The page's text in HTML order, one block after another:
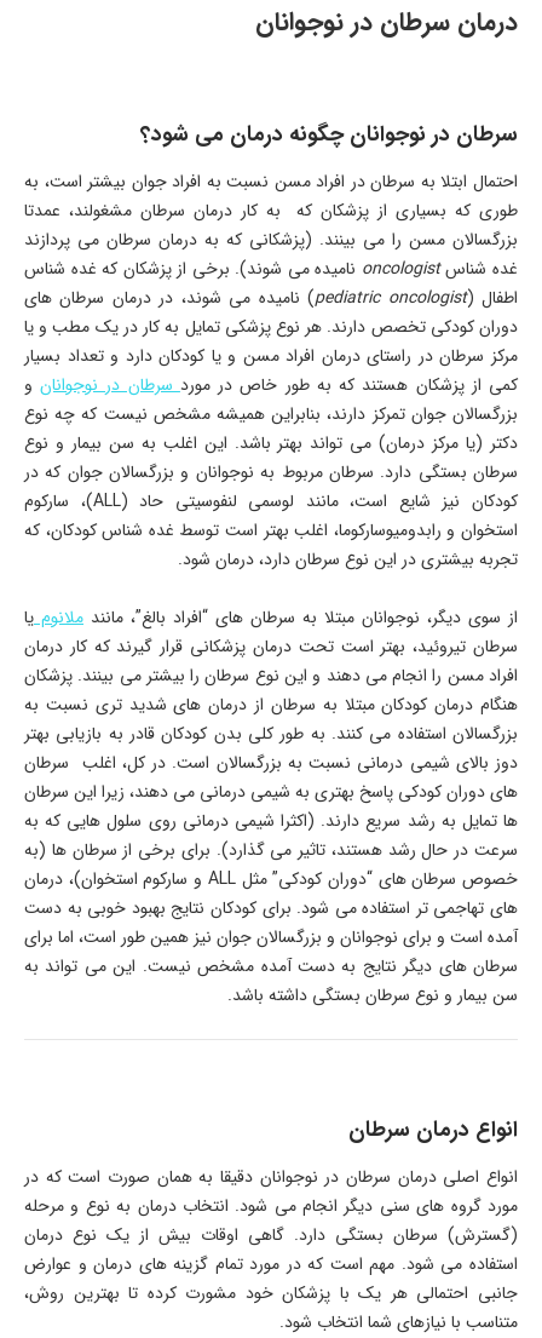
درمان سرطان در نوجوانان
سرطان در نوجوانان چگونه درمان می شود؟
احتمال ابتلا به سرطان در افراد مسن نسبت به افراد جوان بیشتر است، به
طوری که بسیاری از پزشکان که به کار درمان سرطان مشغولند، عمدتا
بزرگسالان مسن را می بینند. (پزشکانی که به درمان سرطان می پردازند
غده شناسoncologist نامیده می شوند). برخی از پزشکان که غده شناس
اطفال (pediatric oncologist) نامیده می شوند، در درمان سرطان های
دوران کودکی تخصص دارند. هر نوع پزشکی تمایل به کار در یک مطب و یا
مرکز سرطان در راستای درمان افراد مسن و یا کودکان دارد و تعداد بسیار
کمی از پزشکان هستند که به طور خاص در موردسرطان در نوجوانانو
بزرگسالان جوان تمرکز دارند، بنابراین همیشه مشخص نیست که چه نوع
دکتر (یا مرکز درمان) می تواند بهتر باشد. این اغلب به سن بیمار و نوع
سرطان بستگی دارد. سرطان مربوط به نوجوانان و بزرگسالان جوان که در
کودکان نیز شایع است، مانند لوسمی لنفوسیتی حاد (ALL)، سارکوم
استخوان و رابدومیوسارکوما، اغلب بهتر است توسط غده شناس کودکان، که
تجربه بیشتری در این نوع سرطان دارد، درمان شود.
از سوی دیگر، نوجوانان مبتلا به سرطان های “افراد بالغ”، مانند ملانومیا
سرطان تیروئید، بهتر است تحت درمان پزشکانی قرار گیرند که کار درمان
افراد مسن را انجام می دهند و این نوع سرطان را بیشتر می بینند. پزشکان
هنگام درمان کودکان مبتلا به سرطان از درمان های شدید تری نسبت به
بزرگسالان استفاده می کنند. به طور کلی بدن کودکان قادر به بازیابی بهتر
دوز بالای شیمی درمانی نسبت به بزرگسالان است. در کل، اغلب سرطان
های دوران کودکی پاسخ بهتری به شیمی درمانی می دهند، زیرا این سرطان
ها تمایل به رشد سریع دارند. (اکثرا شیمی درمانی روی سلول هایی که به
سرعت در حال رشد هستند، تاثیر می گذارد). برای برخی از سرطان ها (به
خصوص سرطان های “دوران کودکی” مثلALL و سارکوم استخوان)، درمان
های تهاجمی تر استفاده می شود. برای کودکان نتایج بهبود خوبی به دست
آمده است و برای نوجوانان و بزرگسالان جوان نیز همین طور است، اما برای
سرطان های دیگر نتایج به دست آمده مشخص نیست. این می تواند به
سن بیمار و نوع سرطان بستگی داشته باشد.
انواع درمان سرطان
انواع اصلی درمان سرطان در نوجوانان دقیقا به همان صورت است که در
مورد گروه های سنی دیگر انجام می شود. انتخاب درمان به نوع و مرحله
(گسترش) سرطان بستگی دارد. گاهی اوقات بیش از یک نوع درمان
استفاده می شود. مهم است که در مورد تمام گزینه های درمان و عوارض
جانبی احتمالی هر یک با پزشکان خود مشورت کرده تا بهترین روش،
متناسب با نیازهای شما انتخاب شود.